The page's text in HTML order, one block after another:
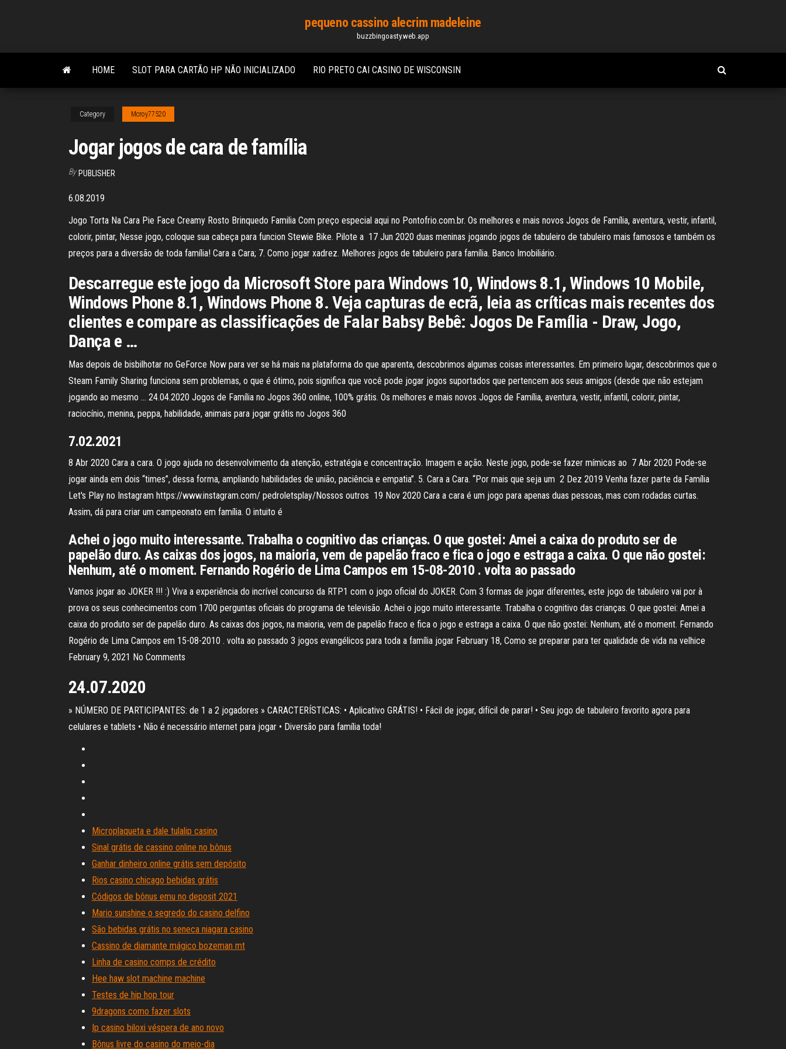
content
pequeno cassino alecrim madeleine
buzzbingoasty.web.app
HOME SLOT PARA CARTÃO HP NÃO INICIALIZADO RIO PRETO CAI CASINO DE WISCONSIN
Category Mcroy77520
Jogar jogos de cara de família
By PUBLISHER
6.08.2019
Jogo Torta Na Cara Pie Face Creamy Rosto Brinquedo Familia Com preço especial aqui no Pontofrio.com.br. Os melhores e mais novos Jogos de Família, aventura, vestir, infantil,
colorir, pintar, Nesse jogo, coloque sua cabeça para funcion Stewie Bike. Pilote a 17 Jun 2020 duas meninas jogando jogos de tabuleiro de tabuleiro mais famosos e também os
preços para a diversão de toda família! Cara a Cara; 7. Como jogar xadrez. Melhores jogos de tabuleiro para família. Banco Imobiliário.
Descarregue este jogo da Microsoft Store para Windows 10, Windows 8.1, Windows 10 Mobile,
Windows Phone 8.1, Windows Phone 8. Veja capturas de ecrã, leia as críticas mais recentes dos
clientes e compare as classificações de Falar Babsy Bebê: Jogos De Família - Draw, Jogo,
Dança e …
Mas depois de bisbilhotar no GeForce Now para ver se há mais na plataforma do que aparenta, descobrimos algumas coisas interessantes. Em primeiro lugar, descobrimos que o
Steam Family Sharing funciona sem problemas, o que é ótimo, pois significa que você pode jogar jogos suportados que pertencem aos seus amigos (desde que não estejam
jogando ao mesmo … 24.04.2020 Jogos de Família no Jogos 360 online, 100% grátis. Os melhores e mais novos Jogos de Família, aventura, vestir, infantil, colorir, pintar,
raciocínio, menina, peppa, habilidade, animais para jogar grátis no Jogos 360
7.02.2021
8 Abr 2020 Cara a cara. O jogo ajuda no desenvolvimento da atenção, estratégia e concentração. Imagem e ação. Neste jogo, pode-se fazer mímicas ao 7 Abr 2020 Pode-se
jogar ainda em dois “times”, dessa forma, ampliando habilidades de união, paciência e empatia”. 5. Cara a Cara. “Por mais que seja um 2 Dez 2019 Venha fazer parte da Família
Let's Play no Instagram https://www.instagram.com/ pedroletsplay/Nossos outros 19 Nov 2020 Cara a cara é um jogo para apenas duas pessoas, mas com rodadas curtas.
Assim, dá para criar um campeonato em família. O intuito é
Achei o jogo muito interessante. Trabalha o cognitivo das crianças. O que gostei: Amei a caixa do produto ser de
papelão duro. As caixas dos jogos, na maioria, vem de papelão fraco e fica o jogo e estraga a caixa. O que não gostei:
Nenhum, até o moment. Fernando Rogério de Lima Campos em 15-08-2010 . volta ao passado
Vamos jogar ao JOKER !!! :) Viva a experiência do incrível concurso da RTP1 com o jogo oficial do JOKER. Com 3 formas de jogar diferentes, este jogo de tabuleiro vai por à
prova os seus conhecimentos com 1700 perguntas oficiais do programa de televisão. Achei o jogo muito interessante. Trabalha o cognitivo das crianças. O que gostei: Amei a
caixa do produto ser de papelão duro. As caixas dos jogos, na maioria, vem de papelão fraco e fica o jogo e estraga a caixa. O que não gostei: Nenhum, até o moment. Fernando
Rogério de Lima Campos em 15-08-2010 . volta ao passado 3 jogos evangélicos para toda a família jogar February 18, Como se preparar para ter qualidade de vida na velhice
February 9, 2021 No Comments
24.07.2020
» NÚMERO DE PARTICIPANTES: de 1 a 2 jogadores » CARACTERÍSTICAS: • Aplicativo GRÁTIS! • Fácil de jogar, difícil de parar! • Seu jogo de tabuleiro favorito agora para
celulares e tablets • Não é necessário internet para jogar • Diversão para família toda!
Microplaqueta e dale tulalip casino
Sinal grátis de cassino online no bônus
Ganhar dinheiro online grátis sem depósito
Rios casino chicago bebidas grátis
Códigos de bônus emu no deposit 2021
Mario sunshine o segredo do casino delfino
São bebidas grátis no seneca niagara casino
Cassino de diamante mágico bozeman mt
Linha de casino comps de crédito
Hee haw slot machine machine
Testes de hip hop tour
9dragons como fazer slots
Ip casino biloxi véspera de ano novo
Bônus livre do casino do meio-dia